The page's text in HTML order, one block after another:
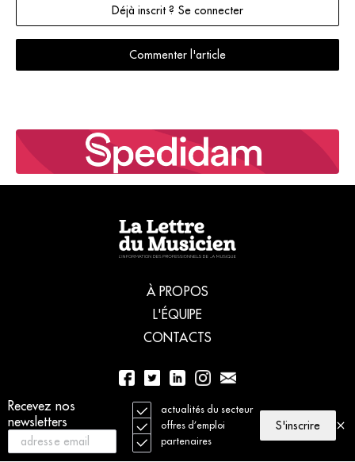
Recevez nos
newsletters
actualités du secteur
offres d’emploi
partenaires
S'inscrire
Déjà inscrit ? Se connecter
Commenter l'article
À PROPOS
L'ÉQUIPE
CONTACTS
01 56 77 04 00
© 2021 La Lettre du Musicien. Tous droits réservés